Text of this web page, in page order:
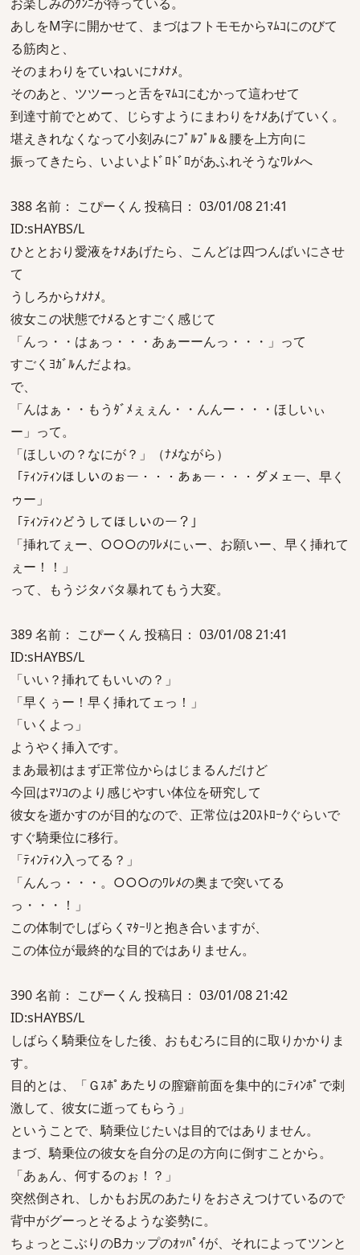
あしをM字に開かせて、まづはフトモモからﾏﾑｺにのびて
る筋肉と、
そのまわりをていねいにﾅﾒﾅﾒ。
そのあと、ツツーっと舌をﾏﾑｺにむかって這わせて
到達寸前でとめて、じらすようにまわりをﾅﾒあげていく。
堪えきれなくなって小刻みにﾌﾟﾙﾌﾟﾙ＆腰を上方向に
振ってきたら、いよいよﾄﾞﾛﾄﾞﾛがあふれそうなﾜﾚﾒへ
388 名前： こぴーくん 投稿日： 03/01/08 21:41
ID:sHAYBS/L
ひととおり愛液をﾅﾒあげたら、こんどは四つんばいにさせ
て
うしろからﾅﾒﾅﾒ。
彼女この状態でﾅﾒるとすごく感じて
「んっ・・はぁっ・・・あぁーーんっ・・・」って
すごくﾖｶﾞﾙんだよね。
で、
「んはぁ・・もうﾀﾞﾒぇぇん・・んんー・・・ほしいぃ
ー」って。
「ほしいの？なにが？」（ﾅﾒながら）
「ﾃｨﾝﾃｨﾝほしいのぉー・・・あぁー・・・ダメェー、早く
ゥー」
「ﾃｨﾝﾃｨﾝどうしてほしいのー？」
「挿れてぇー、○○○のﾜﾚﾒにぃー、お願いー、早く挿れて
ぇー！！」
って、もうジタバタ暴れてもう大変。
389 名前： こぴーくん 投稿日： 03/01/08 21:41
ID:sHAYBS/L
「いい？挿れてもいいの？」
「早くぅー！早く挿れてェっ！」
「いくよっ」
ようやく挿入です。
まあ最初はまず正常位からはじまるんだけど
今回はﾏｿｺのより感じやすい体位を研究して
彼女を逝かすのが目的なので、正常位は20ｽﾄﾛｰｸぐらいで
すぐ騎乗位に移行。
「ﾃｨﾝﾃｨﾝ入ってる？」
「んんっ・・・。○○○のﾜﾚﾒの奥まで突いてる
っ・・・！」
この体制でしばらくﾏﾀｰﾘと抱き合いますが、
この体位が最終的な目的ではありません。
390 名前： こぴーくん 投稿日： 03/01/08 21:42
ID:sHAYBS/L
しばらく騎乗位をした後、おもむろに目的に取りかかりま
す。
目的とは、「Ｇｽﾎﾟあたりの膣癖前面を集中的にﾃｨﾝﾎﾟで刺
激して、彼女に逝ってもらう」
ということで、騎乗位じたいは目的ではありません。
まづ、騎乗位の彼女を自分の足の方向に倒すことから。
「あぁん、何するのぉ！？」
突然倒され、しかもお尻のあたりをおさえつけているので
背中がグーっとそるような姿勢に。
ちょっとこぶりのBカップのｵｯﾊﾟｲが、それによってツンと